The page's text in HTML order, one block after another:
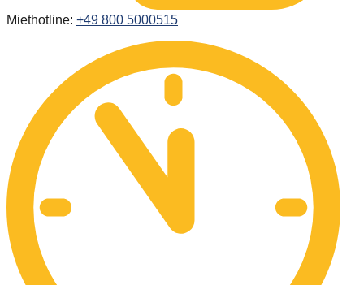
Miethotline: +49 800 5000515